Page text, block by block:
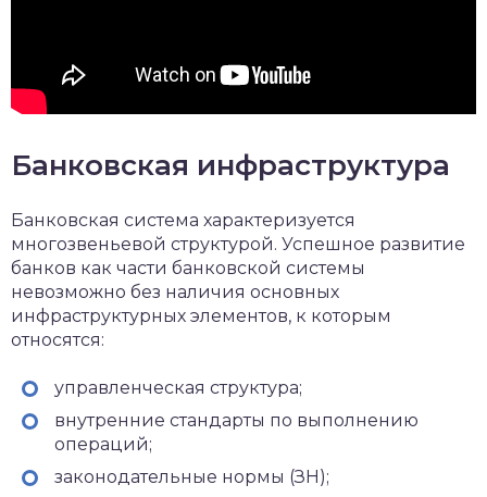
Банковская инфраструктура
Банковская система характеризуется
многозвеньевой структурой. Успешное развитие
банков как части банковской системы
невозможно без наличия основных
инфраструктурных элементов, к которым
относятся:
управленческая структура;
внутренние стандарты по выполнению
операций;
законодательные нормы (ЗН);